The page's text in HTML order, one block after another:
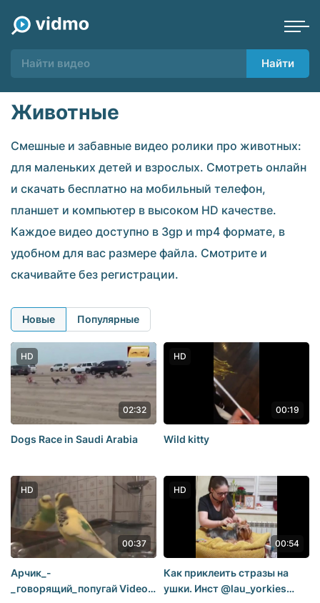
Найти
Животные
Смешные и забавные видео ролики про животных:
для маленьких детей и взрослых. Смотреть онлайн
и скачать бесплатно на мобильный телефон,
планшет и компьютер в высоком HD качестве.
Каждое видео доступно в 3gp и mp4 формате, в
удобном для вас размере файла. Смотрите и
скачивайте без регистрации.
Новые Популярные
HD
02:32
Dogs Race in Saudi Arabia
HD
00:19
Wild kitty
HD
00:37
Арчик_-
_говорящий_попугай Video
HD
00:54
Как приклеить стразы на
ушки. Инст @lau_yorkies